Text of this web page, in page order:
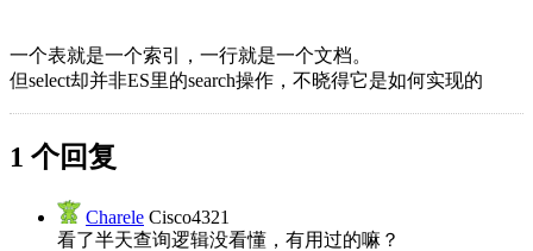
一个表就是一个索引，一行就是一个文档。
但select却并非ES里的search操作，不晓得它是如何实现的
1 个回复
Charele Cisco4321
看了半天查询逻辑没看懂，有用过的嘛？